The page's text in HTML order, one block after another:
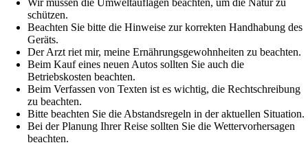
schützen.
Beachten Sie bitte die Hinweise zur korrekten Handhabung des
Geräts.
Der Arzt riet mir, meine Ernährungsgewohnheiten zu beachten.
Beim Kauf eines neuen Autos sollten Sie auch die
Betriebskosten beachten.
Beim Verfassen von Texten ist es wichtig, die Rechtschreibung
zu beachten.
Bitte beachten Sie die Abstandsregeln in der aktuellen Situation.
Bei der Planung Ihrer Reise sollten Sie die Wettervorhersagen
beachten.